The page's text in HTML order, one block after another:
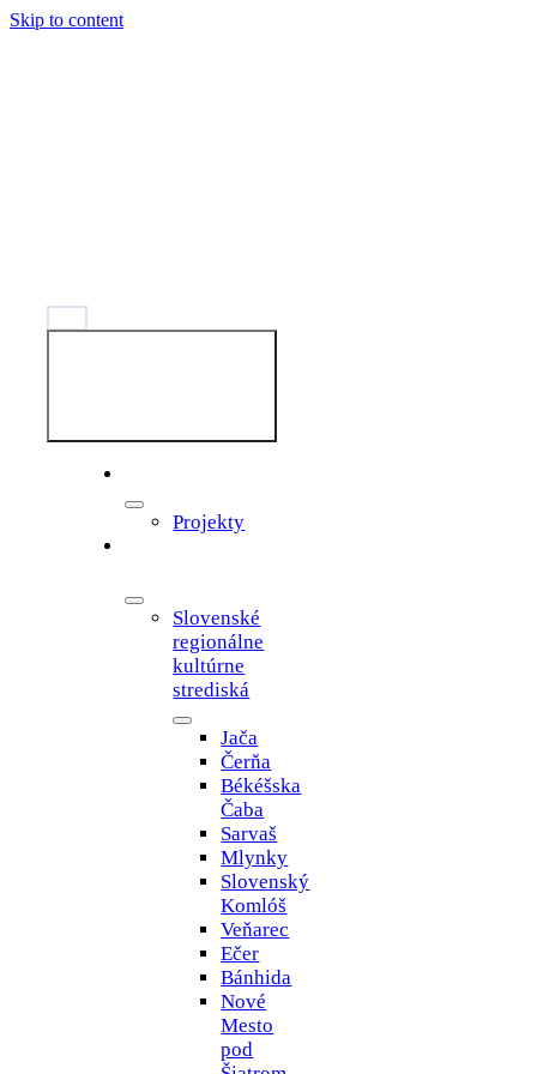
Skip to content
Projekty
Slovenské
regionálne
kultúrne
strediská
Jača
Čerňa
Békéšska
Čaba
Sarvaš
Mlynky
Slovenský
Komlóš
Veňarec
Ečer
Bánhida
Nové
Mesto
pod